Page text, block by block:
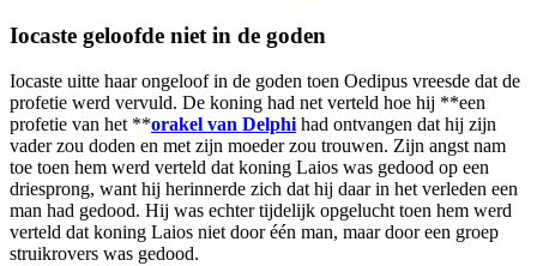
Iocaste geloofde niet in de goden
Iocaste uitte haar ongeloof in de goden toen Oedipus vreesde dat de
profetie werd vervuld. De koning had net verteld hoe hij **een
profetie van het **orakel van Delphi had ontvangen dat hij zijn
vader zou doden en met zijn moeder zou trouwen. Zijn angst nam
toe toen hem werd verteld dat koning Laios was gedood op een
driesprong, want hij herinnerde zich dat hij daar in het verleden een
man had gedood. Hij was echter tijdelijk opgelucht toen hem werd
verteld dat koning Laios niet door één man, maar door een groep
struikrovers was gedood.